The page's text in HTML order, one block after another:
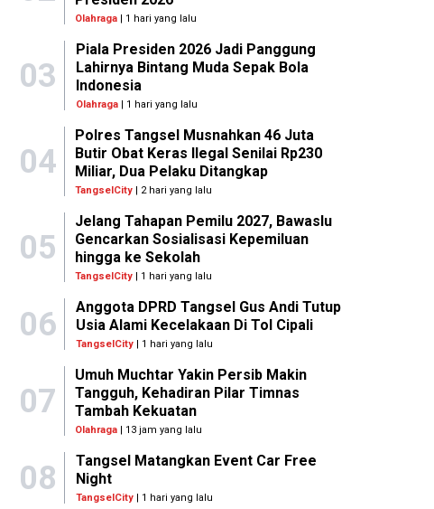
Olahraga | 1 hari yang lalu
03
Piala Presiden 2026 Jadi Panggung
Lahirnya Bintang Muda Sepak Bola
Indonesia
Olahraga| 1 hari yang lalu
04
Polres Tangsel Musnahkan 46 Juta
Butir Obat Keras Ilegal Senilai Rp230
Miliar, Dua Pelaku Ditangkap
TangselCity | 2 hari yang lalu
05
Jelang Tahapan Pemilu 2027, Bawaslu
Gencarkan Sosialisasi Kepemiluan
hingga ke Sekolah
TangselCity | 1 hari yang lalu
06
Anggota DPRD Tangsel Gus Andi Tutup
Usia Alami Kecelakaan Di Tol Cipali
TangselCity| 1 hari yang lalu
07
Umuh Muchtar Yakin Persib Makin
Tangguh, Kehadiran Pilar Timnas
Tambah Kekuatan
Olahraga | 13 jam yang lalu
08
Tangsel Matangkan Event Car Free
Night
TangselCity| 1 hari yang lalu